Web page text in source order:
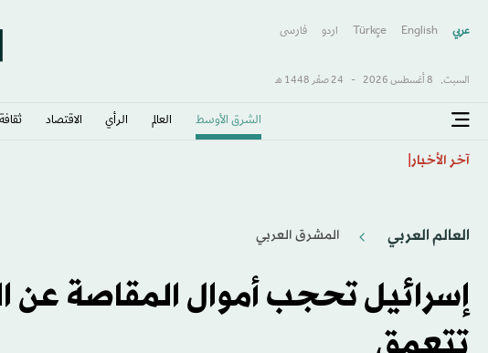
عربي English
Türkçe اردو فارسى
السبت, 8 أغسطس 2026 - 24 صفَر 1448 هـ
الشرق الأوسط​ العالم الرأي الاقتصاد
آخر الأخبار
العالم العربي المشرق العربي
إسرائيل تحجب أموال المقاصة عن